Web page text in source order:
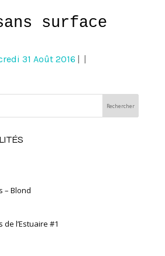
surface
31 Août 2016
– Blond
l’Estuaire #1